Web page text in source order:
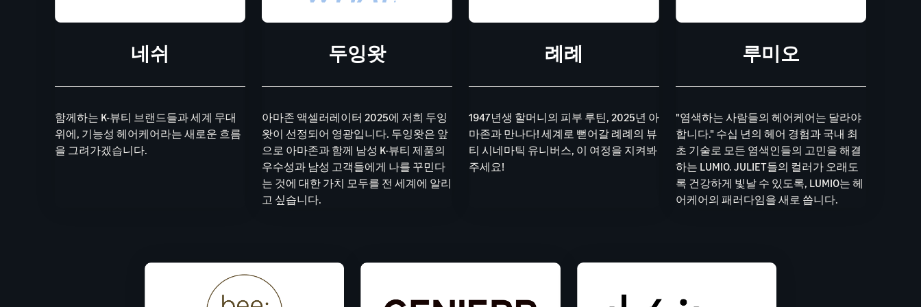
네쉬
함께하는 K-뷰티 브랜드들과 세계 무대
위에, 기능성 헤어케어라는 새로운 흐름
을 그려가겠습니다.
두잉왓
아마존 액셀러레이터 2025에 저희 두잉
왓이 선정되어 영광입니다. 두잉왓은 앞
으로 아마존과 함께 남성 K-뷰티 제품의
우수성과 남성 고객들에게 나를 꾸민다
는 것에 대한 가치 모두를 전 세계에 알리
고 싶습니다.
례례
1947년생 할머니의 피부 루틴, 2025년 아
마존과 만나다! 세계로 뻗어갈 례례의 뷰
티 시네마틱 유니버스, 이 여정을 지켜봐
주세요!
루미오
"염색하는 사람들의 헤어케어는 달라야
합니다." 수십 년의 헤어 경험과 국내 최
초 기술로 모든 염색인들의 고민을 해결
하는 LUMIO. JULIET들의 컬러가 오래도
록 건강하게 빛날 수 있도록, LUMIO는 헤
어케어의 패러다임을 새로 씁니다.